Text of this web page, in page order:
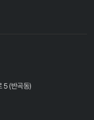
5 (반곡동)